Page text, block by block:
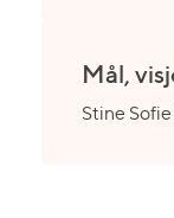
Mål,
Stine